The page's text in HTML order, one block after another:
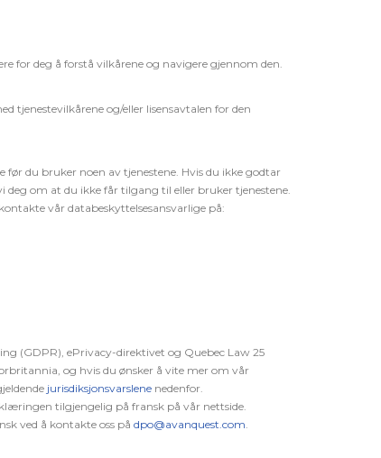
for deg å forstå vilkårene og navigere gjennom den.
tjenestevilkårene og/eller lisensavtalen for den
du bruker noen av tjenestene. Hvis du ikke godtar
deg om at du ikke får tilgang til eller bruker tjenestene.
vår databeskyttelsesansvarlige på:
(GDPR), ePrivacy-direktivet og Quebec Law 25
og hvis du ønsker å vite mer om vår
jurisdiksjonsvarslenenedenfor.
tilgjengelig på fransk på vår nettside.
ved å kontakte oss på dpo@avanquest.com.